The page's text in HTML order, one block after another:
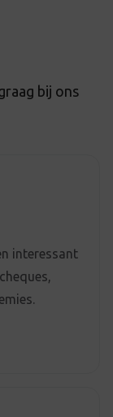
bij ons
interessant